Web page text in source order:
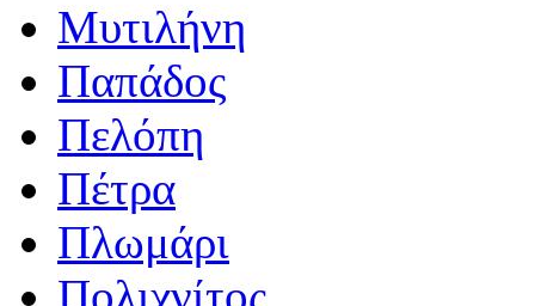
Μυτιλήνη
Παπάδος
Πελόπη
Πέτρα
Πλωμάρι